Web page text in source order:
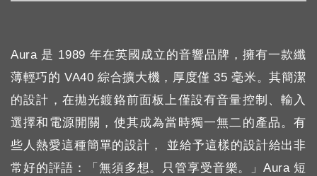
Aura 是 1989 年在英國成立的音響品牌，擁有一款纖
薄輕巧的 VA40 綜合擴大機，厚度僅 35 毫米。其簡潔
的設計，在拋光鍍鉻前面板上僅設有音量控制、輸入
選擇和電源開關，使其成為當時獨一無二的產品。有
些人熱愛這種簡單的設計， 並給予這樣的設計給出非
常好的評語：「無須多想。只管享受音樂。」Aura 短